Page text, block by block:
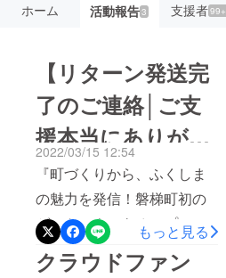
ホーム 活動報告3 支援者99+
【リターン発送完
了のご連絡│ご支
援本当にありがと
うござまいまし
た！】
2022/03/15 12:54
『町づくりから、ふくしま
の魅力を発信！磐梯町初の
ゲストハウスをオープンさ
せたい！』プロジェクト
オーナーの小川、須田で
もっと見る
クラウドファン